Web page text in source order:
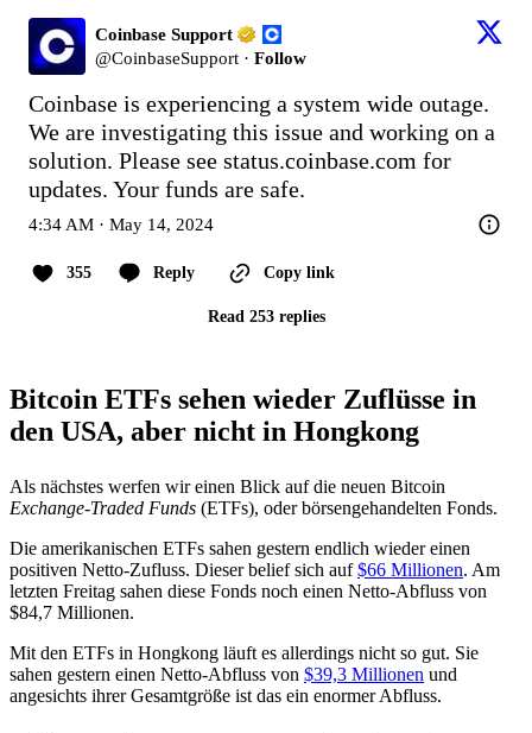
Coinbase Support
@CoinbaseSupport · Follow
Coinbase is experiencing a system wide outage.
We are investigating this issue and working on a
solution. Please see status.coinbase.com for
updates. Your funds are safe.
4:34 AM · May 14, 2024
355 Reply Copy link
Read 253 replies
Bitcoin ETFs sehen wieder Zuflüsse in
den USA, aber nicht in Hongkong
Als nächstes werfen wir einen Blick auf die neuen Bitcoin
Exchange-Traded Funds (ETFs), oder börsengehandelten Fonds.
Die amerikanischen ETFs sahen gestern endlich wieder einen
positiven Netto-Zufluss. Dieser belief sich auf$66 Millionen. Am
letzten Freitag sahen diese Fonds noch einen Netto-Abfluss von
$84,7 Millionen.
Mit den ETFs in Hongkong läuft es allerdings nicht so gut. Sie
sahen gestern einen Netto-Abfluss von $39,3 Millionen und
angesichts ihrer Gesamtgröße ist das ein enormer Abfluss.